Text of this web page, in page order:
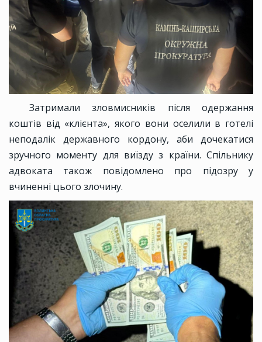
Затримали зловмисників після одержання
коштів від «клієнта», якого вони оселили в готелі
неподалік державного кордону, аби дочекатися
зручного моменту для виїзду з країни. Спільнику
адвоката також повідомлено про підозру у
вчиненні цього злочину.